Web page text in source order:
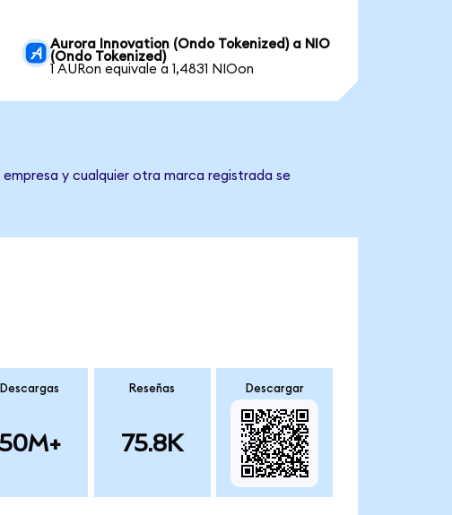
Aurora Innovation (Ondo Tokenized) a NIO
(Ondo Tokenized)
1 AURon equivale a 1,4831 NIOon
y cualquier otra marca registrada se
Descargas
50M+
Reseñas
75.8K
Descargar